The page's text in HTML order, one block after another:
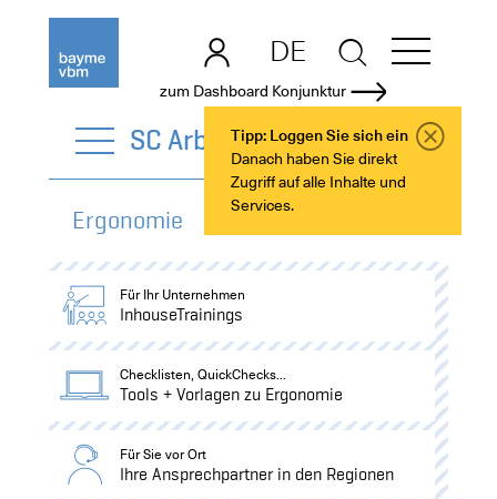
zum Dashboard Konjunktur
Tipp: Loggen Sie sich ein
Danach haben Sie direkt
Zugriff auf alle Inhalte und
Services.
DE
EN
SC Arbeitsorganisation
Ergonomie
Für Ihr Unternehmen
InhouseTrainings
Checklisten, QuickChecks...
Tools + Vorlagen zu Ergonomie
Für Sie vor Ort
Ihre Ansprechpartner in den Regionen